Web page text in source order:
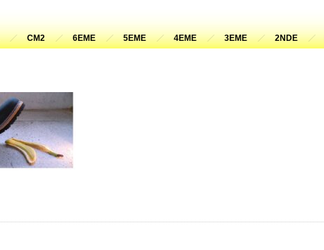
CM2 6EME 5EME 4EME 3EME 2NDE